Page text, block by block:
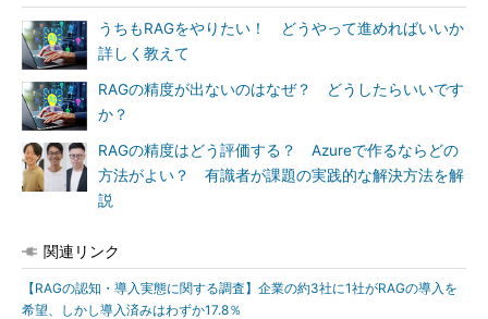
うちもRAGをやりたい！ どうやって進めればいいか
詳しく教えて
RAGの精度が出ないのはなぜ？ どうしたらいいです
か？
RAGの精度はどう評価する？ Azureで作るならどの
方法がよい？ 有識者が課題の実践的な解決方法を解
説
関連リンク
【RAGの認知・導入実態に関する調査】企業の約3社に1社がRAGの導入を
希望、しかし導入済みはわずか17.8％